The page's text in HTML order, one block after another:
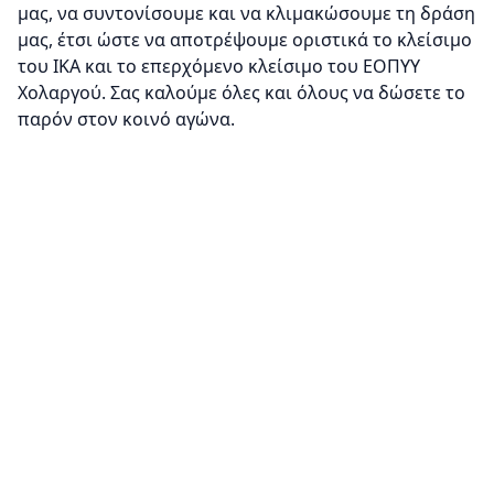
μας, να συντονίσουμε και να κλιμακώσουμε τη δράση
μας, έτσι ώστε να αποτρέψουμε οριστικά το κλείσιμο
του ΙΚΑ και το επερχόμενο κλείσιμο του ΕΟΠΥΥ
Χολαργού. Σας καλούμε όλες και όλους να δώσετε το
παρόν στον κοινό αγώνα.